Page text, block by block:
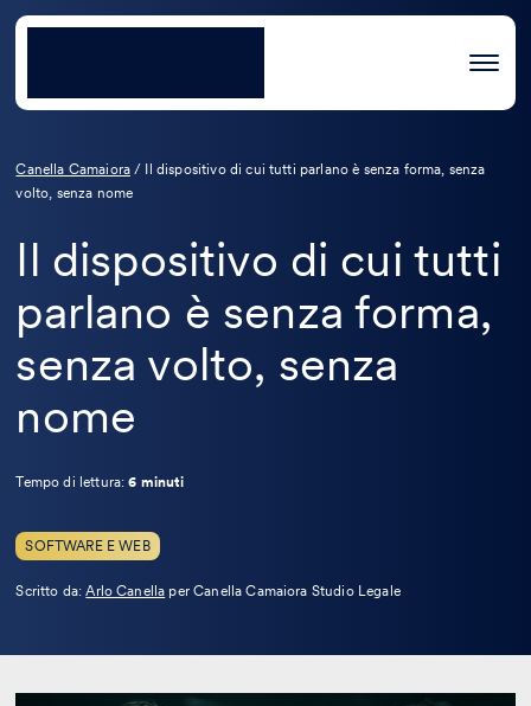
Canella Camaiora /
Il dispositivo di cui tutti parlano è senza forma, senza
volto, senza nome
Il dispositivo di cui tutti
parlano è senza forma,
senza volto, senza
nome
Tempo di lettura:6 minuti
SOFTWARE E WEB
Scritto da:Arlo CanellaLeggi
per Canella Camaiora Studio Legale